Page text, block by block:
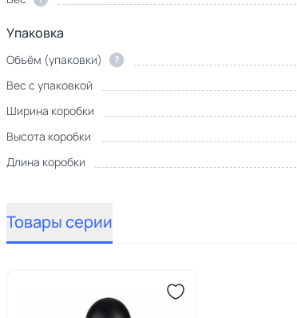
Упаковка
Объём (упаковки) ?
Вес с упаковкой
Ширина коробки
Высота коробки
Длина коробки
Товары серии